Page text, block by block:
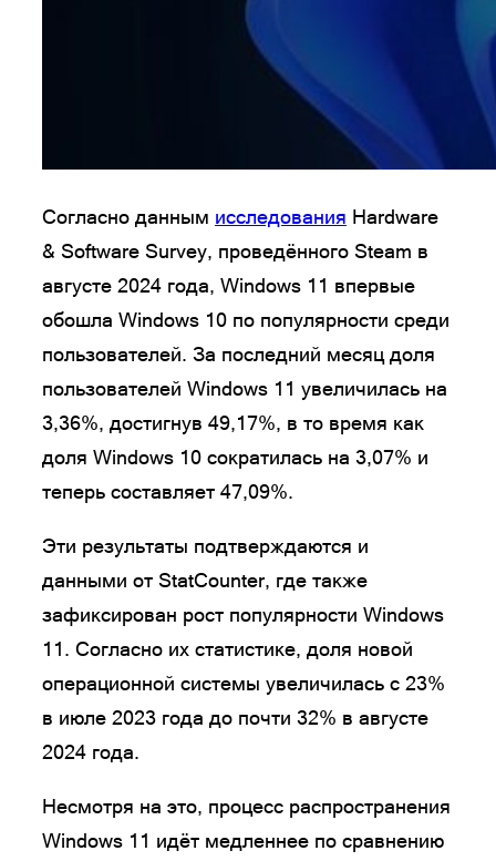
Согласно данным исследования Hardware
& Software Survey, проведённого Steam в
августе 2024 года, Windows 11 впервые
обошла Windows 10 по популярности среди
пользователей. За последний месяц доля
пользователей Windows 11 увеличилась на
3,36%, достигнув 49,17%, в то время как
доля Windows 10 сократилась на 3,07% и
теперь составляет 47,09%.
Эти результаты подтверждаются и
данными от StatCounter, где также
зафиксирован рост популярности Windows
11. Согласно их статистике, доля новой
операционной системы увеличилась с 23%
в июле 2023 года до почти 32% в августе
2024 года.
Несмотря на это, процесс распространения
Windows 11 идёт медленнее по сравнению